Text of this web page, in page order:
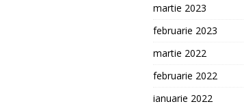
martie 2023
februarie 2023
martie 2022
februarie 2022
ianuarie 2022